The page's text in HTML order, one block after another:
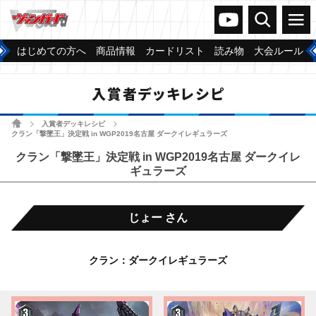
ヴァンガードch
検索 メニュー
はじめての方へ 商品情報 カードリスト 読み物 大会ルール
入賞者デッキレシピ
ホーム 入賞者デッキレシピ
クラン「撃墜王」決定戦 in WGP2019名古屋 ダークイレギュラーズ
クラン「撃墜王」決定戦 in WGP2019名古屋 ダークイレ
ギュラーズ
じょー さん
クラン：ダークイレギュラーズ